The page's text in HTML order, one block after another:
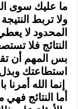
ما عليك سوى
ولا تربط
المحدود لا
النتائج فلا
بس المهم أن
استطاعتك
إنما الله
أما النتائج